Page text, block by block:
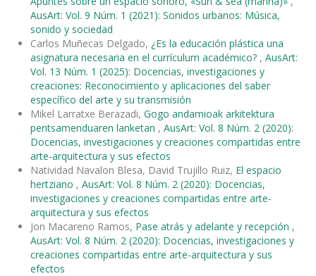
AusArt: Vol. 9 Núm. 1 (2021): Sonidos urbanos: Música,
sonido y sociedad
Carlos Muñecas Delgado, ¿Es la educación plástica una
asignatura necesaria en el currículum académico? , AusArt:
Vol. 13 Núm. 1 (2025): Docencias, investigaciones y
creaciones: Reconocimiento y aplicaciones del saber
específico del arte y su transmisión
Mikel Larratxe Berazadi, Gogo andamioak arkitektura
pentsamenduaren lanketan , AusArt: Vol. 8 Núm. 2 (2020):
Docencias, investigaciones y creaciones compartidas entre
arte-arquitectura y sus efectos
Natividad Navalon Blesa, David Trujillo Ruiz, El espacio
hertziano , AusArt: Vol. 8 Núm. 2 (2020): Docencias,
investigaciones y creaciones compartidas entre arte-
arquitectura y sus efectos
Jon Macareno Ramos, Pase atrás y adelante y recepción ,
AusArt: Vol. 8 Núm. 2 (2020): Docencias, investigaciones y
creaciones compartidas entre arte-arquitectura y sus
efectos